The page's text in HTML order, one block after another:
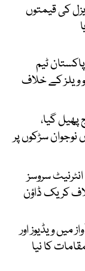
کی قیمتوں
پاکستان ٹیم
9 اگست کو ویلز کے خلاف
گیا،
نوجوان سڑکوں پر
سروسز
کریک ڈاؤن
میں ویڈیوز اور
کا نیا